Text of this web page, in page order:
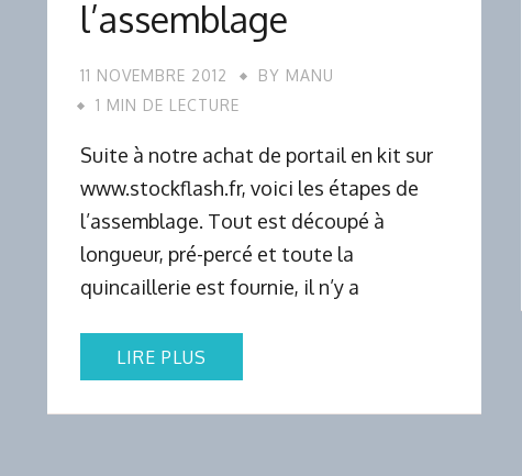
l’assemblage
11 NOVEMBRE 2012 BY MANU
1 MIN DE LECTURE
Suite à notre achat de portail en kit sur
www.stockflash.fr, voici les étapes de
l’assemblage. Tout est découpé à
longueur, pré-percé et toute la
quincaillerie est fournie, il n’y a
LIRE PLUS